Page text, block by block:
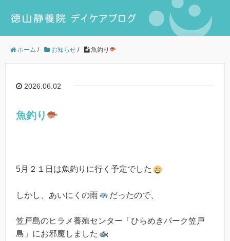
ホーム / お知らせ / 魚釣り
2026.06.02
魚釣り
5月２１日は魚釣りに行く予定でした
しかし、あいにくの雨 だったので、
笠戸島のヒラメ養殖センター「ひらめきパーク笠戸
島」にお邪魔しました